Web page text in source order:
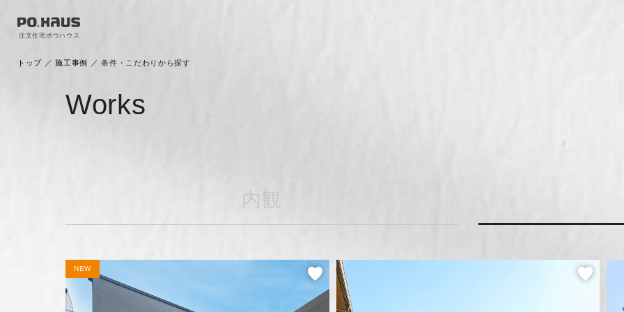
注文住宅ポウハウス
トップ ／施工事例 ／条件・こだわりから探す
Works
内観
NEW